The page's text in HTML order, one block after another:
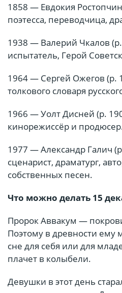
1858 — Евдокия
поэтесса, переводчица,
1938 — Валерий Чкалов
испытатель, Герой
1964 — Сергей Ожегов (р.
толкового словаря
1966 — Уолт Дисней (р.
кинорежиссёр и
1977 — Александр Галич
сценарист, драматург,
собственных песен.
Что можно делать 15
Пророк Аввакум —
Поэтому в древности ему
сне для себя или для
плачет в колыбели.
Девушки в этот день